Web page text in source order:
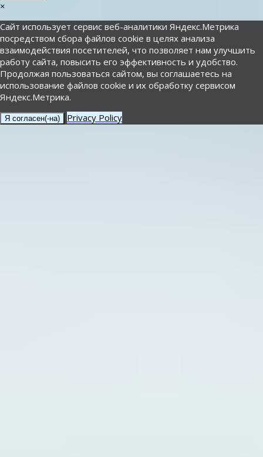
×
Сайт использует сервис веб-аналитики Яндекс.Метрика
посредством сбора файлов cookie в целях анализа
взаимодействия посетителей, что позволяет нам улучшить
работу сайта, повысить его эффективность и удобство.
Продолжая пользоваться сайтом, вы соглашаетесь на
использование файлов cookie и их обработку сервисом
Яндекс.Метрика.
Я согласен(-на) Privacy Policy